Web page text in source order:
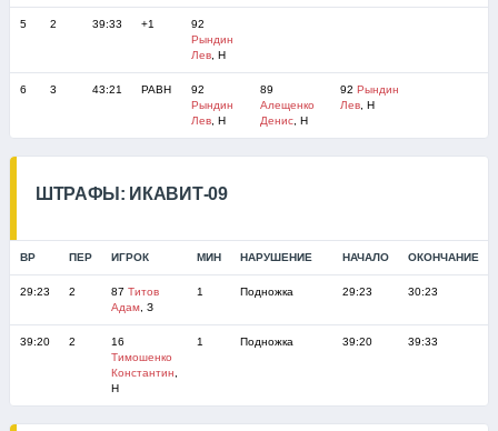
5 2 39:33 +1
92
Рындин
Лев, Н
6 3 43:21 РАВН
92
Рындин
Лев, Н
89
Алещенко
Денис, Н
92 Рындин
Лев, Н
ШТРАФЫ: ИКАВИТ-09
ВР ПЕР ИГРОК МИН НАРУШЕНИЕ НАЧАЛО ОКОНЧАНИЕ
29:23 2 87 Титов
Адам, З
1 Подножка 29:23 30:23
39:20 2
16
Тимошенко
Константин
Н
1 Подножка 39:20 39:33